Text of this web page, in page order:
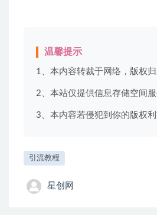
温馨提示
1、本内容转裁于网络，版权归
2、本站仅提供信息存储空间
3、本内容若侵犯到你的版权
引流教程
星创网